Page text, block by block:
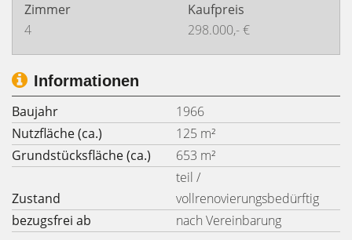
Zimmer
4
Kaufpreis
298.000,- €
Informationen
Baujahr
1966
Nutzfläche (ca.)
125 m²
Grundstücksfläche (ca.)
653 m²
Zustand
teil /
vollrenovierungsbedürftig
bezugsfrei ab
nach Vereinbarung